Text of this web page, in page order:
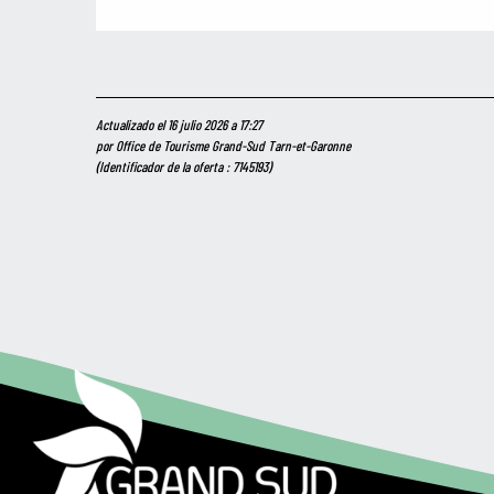
Actualizado el 16 julio 2026 a 17:27
por Office de Tourisme Grand-Sud Tarn-et-Garonne
(Identificador de la oferta : 7145193)